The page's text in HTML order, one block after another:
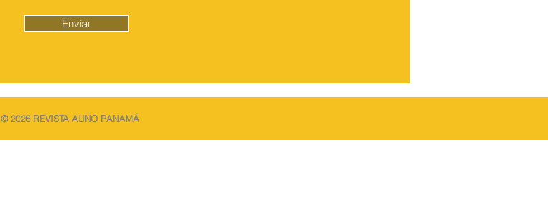
Enviar
© 2026REVISTA AUNO PANAMÁ